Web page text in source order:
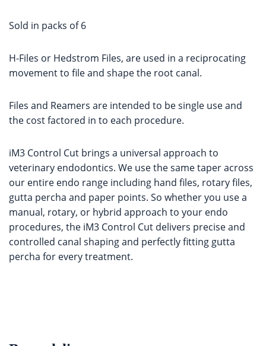
Sold in packs of 6
H-Files or Hedstrom Files, are used in a reciprocating
movement to file and shape the root canal.
Files and Reamers are intended to be single use and
the cost factored in to each procedure.
iM3 Control Cut brings a universal approach to
veterinary endodontics. We use the same taper across
our entire endo range including hand files, rotary files,
gutta percha and paper points. So whether you use a
manual, rotary, or hybrid approach to your endo
procedures, the iM3 Control Cut delivers precise and
controlled canal shaping and perfectly fitting gutta
percha for every treatment.